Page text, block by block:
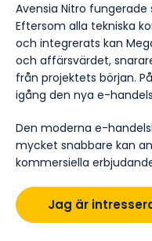
Avensia Nitro
Eftersom alla tekniska
och integrerats kan
och affärsvärdet,
från projektets början.
igång den nya e-
Den moderna e-
mycket snabbare kan
kommersiella
Jag är